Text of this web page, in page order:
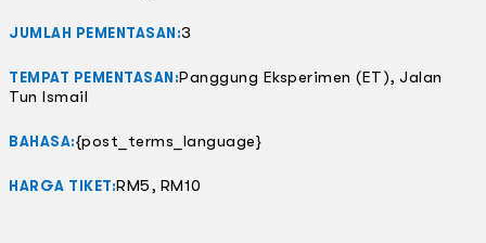
JUMLAH PEMENTASAN:3
TEMPAT PEMENTASAN:Panggung Eksperimen (ET), Jalan
Tun Ismail
BAHASA:{post_terms_language}
HARGA TIKET:RM5, RM10